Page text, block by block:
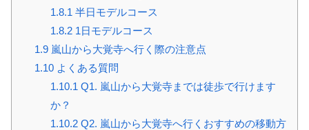
1.8.1 半日モデルコース
1.8.21日モデルコース
1.9嵐山から大覚寺へ行く際の注意点
1.10よくある質問
1.10.1 Q1. 嵐山から大覚寺までは徒歩で行けます
か？
1.10.2Q2. 嵐山から大覚寺へ行くおすすめの移動方